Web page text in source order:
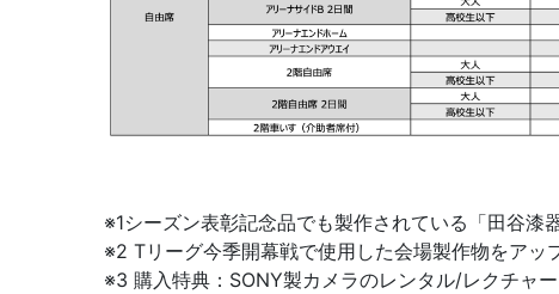
※1シーズン表彰記念品でも製作されている「田谷
※2 Tリーグ今季開幕戦で使用した会場製作物をアッ
※3 購入特典：SONY製カメラのレンタル/レクチャ